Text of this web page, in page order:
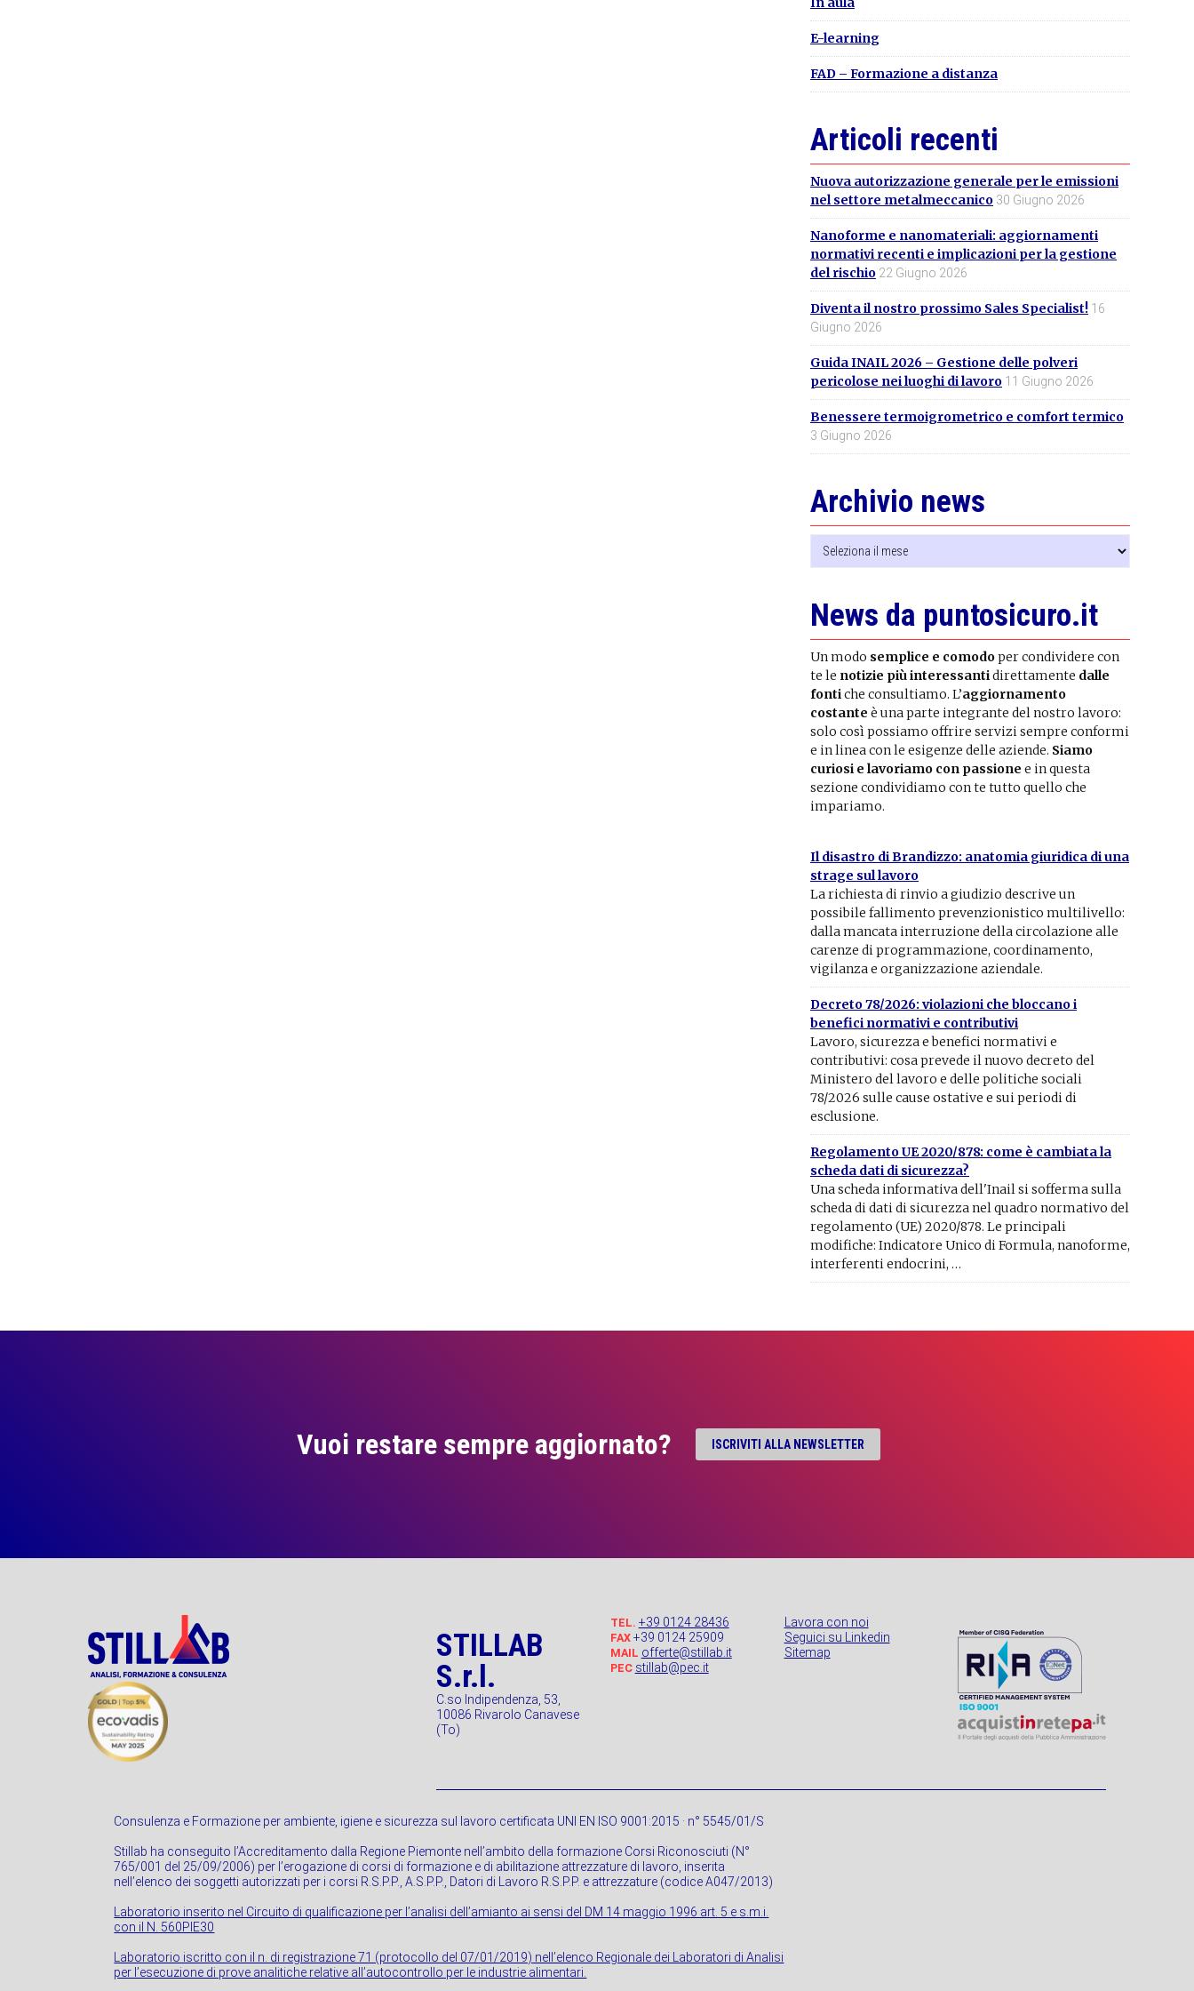
E-learning
FAD – Formazione a distanza
Articoli recenti
Nuova autorizzazione generale per le emissioni
nel settore metalmeccanico 30 Giugno 2026
Nanoforme e nanomateriali: aggiornamenti
normativi recenti e implicazioni per la gestione
del rischio 22 Giugno 2026
Diventa il nostro prossimo Sales Specialist! 16
Giugno 2026
Guida INAIL 2026 – Gestione delle polveri
pericolose nei luoghi di lavoro 11 Giugno 2026
Benessere termoigrometrico e comfort termico
3 Giugno 2026
Archivio news
Archivio
news
News da puntosicuro.it
Un modo semplice e comodoper condividere con
te le notizie più interessantidirettamente dalle
fontiche consultiamo. L’aggiornamento
costante è una parte integrante del nostro lavoro:
solo così possiamo offrire servizi sempre conformi
e in linea con le esigenze delle aziende. Siamo
curiosi e lavoriamo con passione e in questa
sezione condividiamo con te tutto quello che
impariamo.
Il disastro di Brandizzo: anatomia giuridica di una
strage sul lavoro
La richiesta di rinvio a giudizio descrive un
possibile fallimento prevenzionistico multilivello:
dalla mancata interruzione della circolazione alle
carenze di programmazione, coordinamento,
vigilanza e organizzazione aziendale.
Decreto 78/2026: violazioni che bloccano i
benefici normativi e contributivi
Lavoro, sicurezza e benefici normativi e
contributivi: cosa prevede il nuovo decreto del
Ministero del lavoro e delle politiche sociali
78/2026 sulle cause ostative e sui periodi di
esclusione.
Regolamento UE 2020/878: come è cambiata la
scheda dati di sicurezza?
Una scheda informativa dell'Inail si sofferma sulla
scheda di dati di sicurezza nel quadro normativo del
regolamento (UE) 2020/878. Le principali
modifiche: Indicatore Unico di Formula, nanoforme,
interferenti endocrini, …
Vuoi restare sempre aggiornato? ISCRIVITI ALLA NEWSLETTER
STILLAB
S.r.l.
C.so Indipendenza, 53,
10086 Rivarolo Canavese
(To)
TEL. +39 0124 28436
FAX+39 0124 25909
MAIL offerte@stillab.it
PEC stillab@pec.it
Lavora con noi
Seguici su Linkedin
Sitemap
Consulenza e Formazione per ambiente, igiene e sicurezza sul lavoro certificata UNI EN ISO 9001:2015 · n° 5545/01/S
Stillab ha conseguito l’Accreditamento dalla Regione Piemonte nell’ambito della formazione Corsi Riconosciuti (N°
765/001 del 25/09/2006) per l’erogazione di corsi di formazione e di abilitazione attrezzature di lavoro, inserita
nell’elenco dei soggetti autorizzati per i corsi R.S.P.P., A.S.P.P., Datori di Lavoro R.S.P.P. e attrezzature (codice A047/2013)
Laboratorio inserito nel Circuito di qualificazione per l’analisi dell’amianto ai sensi del DM 14 maggio 1996 art. 5 e s.m.i.
con il N. 560PIE30
Laboratorio iscritto con il n. di registrazione 71 (protocollo del 07/01/2019) nell’elenco Regionale dei Laboratori di Analisi
per l’esecuzione di prove analitiche relative all’autocontrollo per le industrie alimentari.